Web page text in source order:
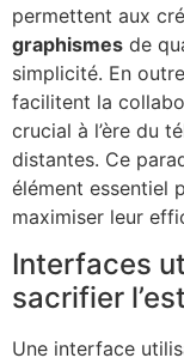
permettent aux
graphismes de
simplicité. En
facilitent la
crucial à l’ère du
distantes. Ce
élément essentiel
maximiser leur
Interfaces
sacrifier
Une interface